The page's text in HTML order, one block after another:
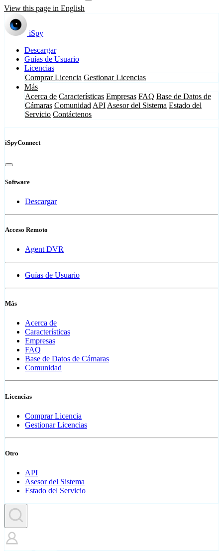
View this page in English
iSpy
Descargar
Guías de Usuario
Licencias
Comprar Licencia Gestionar Licencias
Más
Acerca de Características Empresas FAQ Base de Datos de
Cámaras Comunidad API Asesor del Sistema Estado del
Servicio Contáctenos
iSpyConnect
Software
Descargar
Acceso Remoto
Agent DVR
Guías de Usuario
Más
Acerca de
Características
Empresas
FAQ
Base de Datos de Cámaras
Comunidad
Licencias
Comprar Licencia
Gestionar Licencias
Otro
API
Asesor del Sistema
Estado del Servicio